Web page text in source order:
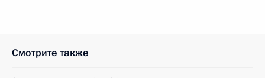
Смотрите также